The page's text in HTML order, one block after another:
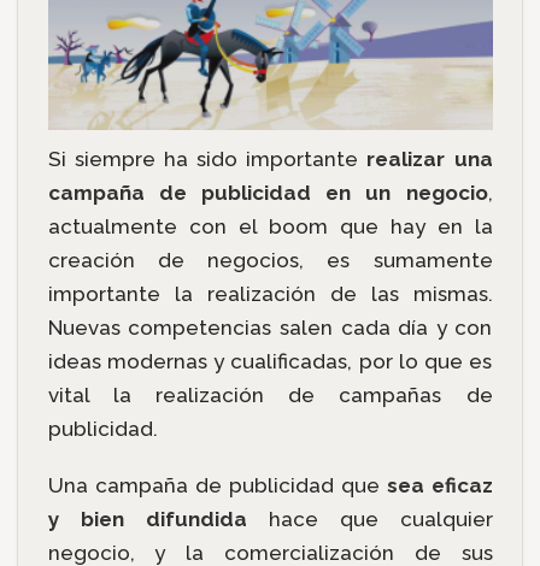
Si siempre ha sido importante realizar una
campaña de publicidad en un negocio,
actualmente con el boom que hay en la
creación de negocios, es sumamente
importante la realización de las mismas.
Nuevas competencias salen cada día y con
ideas modernas y cualificadas, por lo que es
vital la realización de campañas de
publicidad.
Una campaña de publicidad que sea eficaz
y bien difundida hace que cualquier
negocio, y la comercialización de sus